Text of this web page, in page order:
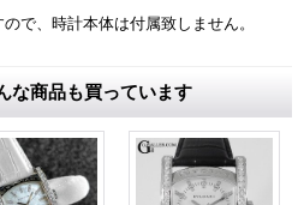
で、時計本体は付属致しません。
な商品も買っています